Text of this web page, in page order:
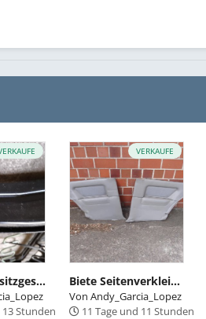
Cabrio Sportsitzgestell Beifahrerseite
13 Stunden
VERKAUFE
Biete Seitenverkleidungen 2-Türer hinten in grau
VonAndy_Garcia_Lopez
11 Tage und 11 Stunden